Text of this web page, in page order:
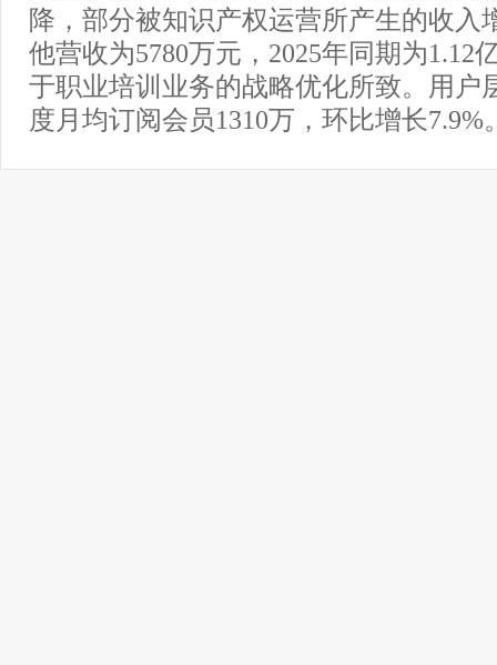
降，部分被知识产权运营所产生的收入
他营收为5780万元，2025年同期为1.12
于职业培训业务的战略优化所致。用户
度月均订阅会员1310万，环比增长7.9%